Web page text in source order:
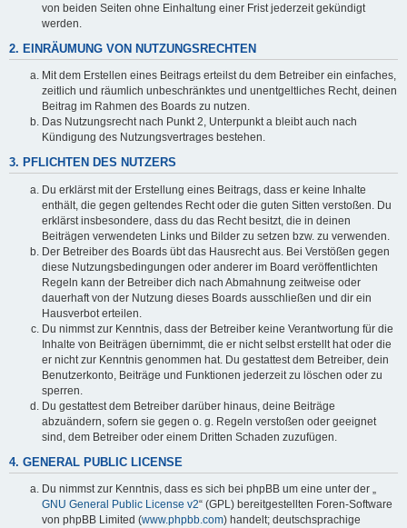
von beiden Seiten ohne Einhaltung einer Frist jederzeit gekündigt
werden.
2. EINRÄUMUNG VON NUTZUNGSRECHTEN
Mit dem Erstellen eines Beitrags erteilst du dem Betreiber ein einfaches,
zeitlich und räumlich unbeschränktes und unentgeltliches Recht, deinen
Beitrag im Rahmen des Boards zu nutzen.
Das Nutzungsrecht nach Punkt 2, Unterpunkt a bleibt auch nach
Kündigung des Nutzungsvertrages bestehen.
3. PFLICHTEN DES NUTZERS
Du erklärst mit der Erstellung eines Beitrags, dass er keine Inhalte
enthält, die gegen geltendes Recht oder die guten Sitten verstoßen. Du
erklärst insbesondere, dass du das Recht besitzt, die in deinen
Beiträgen verwendeten Links und Bilder zu setzen bzw. zu verwenden.
Der Betreiber des Boards übt das Hausrecht aus. Bei Verstößen gegen
diese Nutzungsbedingungen oder anderer im Board veröffentlichten
Regeln kann der Betreiber dich nach Abmahnung zeitweise oder
dauerhaft von der Nutzung dieses Boards ausschließen und dir ein
Hausverbot erteilen.
Du nimmst zur Kenntnis, dass der Betreiber keine Verantwortung für die
Inhalte von Beiträgen übernimmt, die er nicht selbst erstellt hat oder die
er nicht zur Kenntnis genommen hat. Du gestattest dem Betreiber, dein
Benutzerkonto, Beiträge und Funktionen jederzeit zu löschen oder zu
sperren.
Du gestattest dem Betreiber darüber hinaus, deine Beiträge
abzuändern, sofern sie gegen o. g. Regeln verstoßen oder geeignet
sind, dem Betreiber oder einem Dritten Schaden zuzufügen.
4. GENERAL PUBLIC LICENSE
Du nimmst zur Kenntnis, dass es sich bei phpBB um eine unter der „
GNU General Public License v2“ (GPL) bereitgestellten Foren-Software
von phpBB Limited (www.phpbb.com) handelt; deutschsprachige